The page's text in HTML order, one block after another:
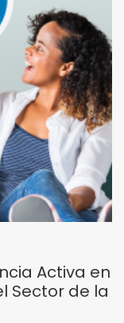
Activa en
Sector de la